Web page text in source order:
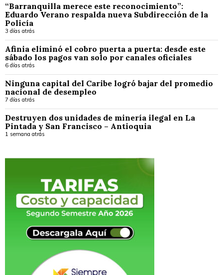
“Barranquilla merece este reconocimiento”:
Eduardo Verano respalda nueva Subdirección de la
Policía
3 días atrás
Afinia eliminó el cobro puerta a puerta: desde este
sábado los pagos van solo por canales oficiales
6 días atrás
Ninguna capital del Caribe logró bajar del promedio
nacional de desempleo
7 días atrás
Destruyen dos unidades de minería ilegal en La
Pintada y San Francisco – Antioquia
1 semana atrás